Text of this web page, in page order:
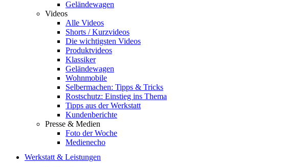
Geländewagen
Videos
Alle Videos
Shorts / Kurzvideos
Die wichtigsten Videos
Produktvideos
Klassiker
Geländewagen
Wohnmobile
Selbermachen: Tipps & Tricks
Rostschutz: Einstieg ins Thema
Tipps aus der Werkstatt
Kundenberichte
Presse & Medien
Foto der Woche
Medienecho
Werkstatt & Leistungen